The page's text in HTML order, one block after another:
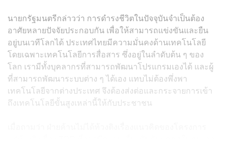
นายกรัฐมนตรีกล่าวว่า การดำรงชีวิตในปัจจุบันจำเป็นต้อง
อาศัยหลายปัจจัยประกอบกัน เพื่อให้สามารถแข่งขันและยืน
อยู่บนเวทีโลกได้ ประเทศไทยมีความมั่นคงด้านเทคโนโลยี
โดยเฉพาะเทคโนโลยีการสื่อสาร ซึ่งอยู่ในลำดับต้น ๆ ของ
โลก เรามีทั้งบุคลากรที่สามารถพัฒนาโปรแกรมเองได้ และผู้
ที่สามารถพัฒนาระบบต่าง ๆ ได้เอง แทบไม่ต้องพึ่งพา
เทคโนโลยีจากต่างประเทศ จึงต้องส่งต่อและกระจายการเข้า
ถึงเทคโนโลยีขั้นสูงเหล่านี้ให้กับประชาชน